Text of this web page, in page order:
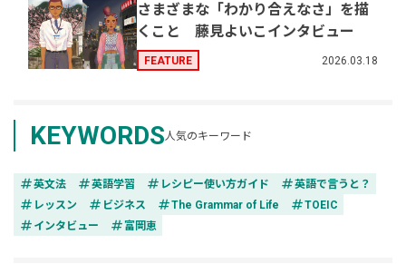
さまざまな「わかり合えなさ」を描
くこと 藤見よいこインタビュー
FEATURE 2026.03.18
KEYWORDS人気のキーワード
tag英文法 tag英語学習 tag レシピー使い方ガイド tag英語で言うと？
tag レッスン tag ビジネス tagThe Grammar of Life tagTOEIC
tag インタビュー tag富岡恵